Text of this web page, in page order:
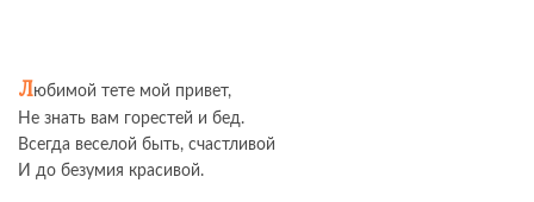
Любимой тете мой привет,
Не знать вам горестей и бед.
Всегда веселой быть, счастливой
И до безумия красивой.